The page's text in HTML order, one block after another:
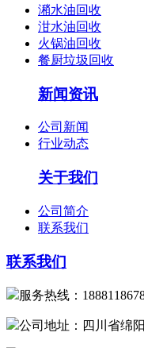
潲水油回收
泔水油回收
火锅油回收
餐厨垃圾回收
新闻资讯
公司新闻
行业动态
关于我们
公司简介
联系我们
联系我们
服务热线：
公司地址：四川省绵